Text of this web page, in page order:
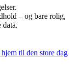
– og bare rolig,
data.
til den store dag